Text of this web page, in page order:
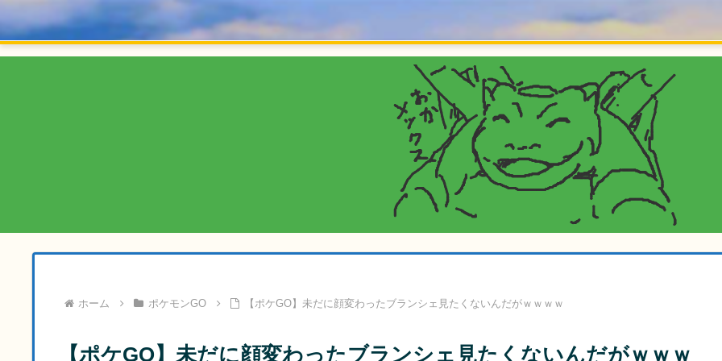
ホーム ポケモンGO 【ポケGO】未だに顔変わったブランシェ見たくないんだがｗｗｗｗ
【ポケGO】未だに顔変わったブランシェ見たくないんだがｗｗｗ